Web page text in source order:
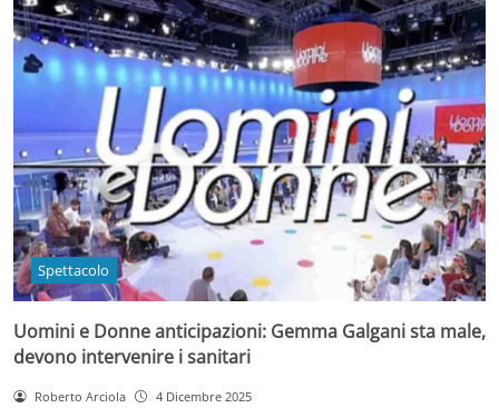
Spettacolo
Uomini e Donne anticipazioni: Gemma Galgani sta male,
devono intervenire i sanitari
Roberto Arciola 4 Dicembre 2025